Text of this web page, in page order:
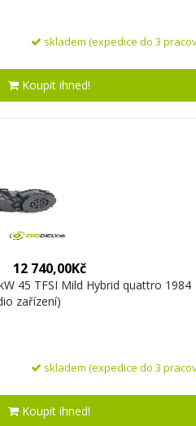
skladem (expedice do 3
Koupit ihned!
12 740,00Kč
45 TFSI Mild Hybrid quattro 1984
zařízení)
skladem (expedice do 3
Koupit ihned!